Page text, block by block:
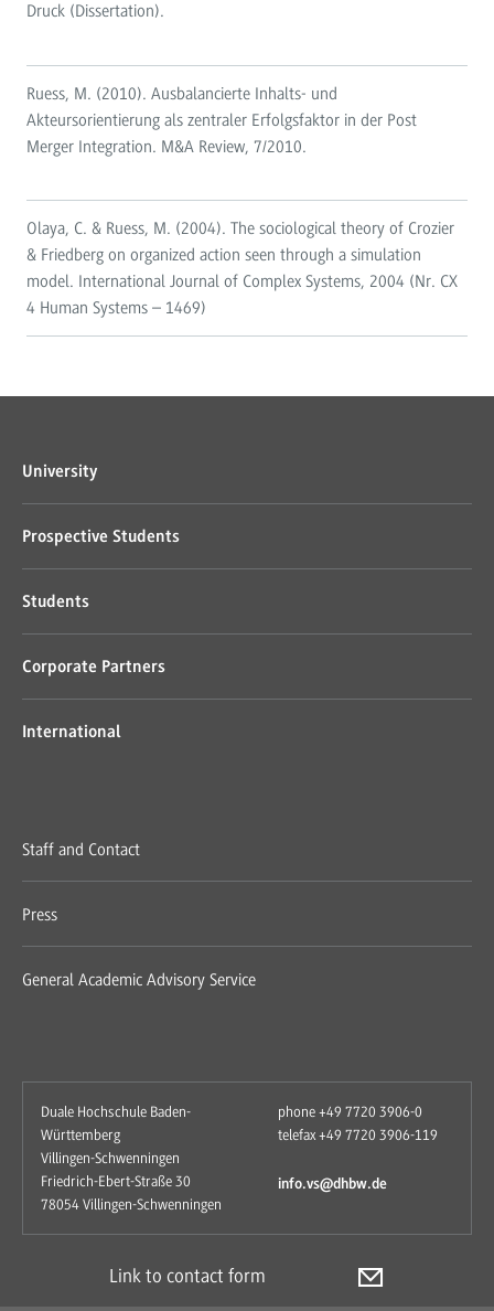
Druck (Dissertation).
Ruess, M. (2010). Ausbalancierte Inhalts- und
Akteursorientierung als zentraler Erfolgsfaktor in der Post
Merger Integration. M&A Review, 7/2010.
Olaya, C. & Ruess, M. (2004). The sociological theory of Crozier
& Friedberg on organized action seen through a simulation
model. International Journal of Complex Systems, 2004 (Nr. CX
4 Human Systems – 1469)
University
Prospective Students
Students
Corporate Partners
International
Staff and Contact
Press
General Academic Advisory Service
Duale Hochschule Baden-
Württemberg
Villingen-Schwenningen
Friedrich-Ebert-Straße 30
78054 Villingen-Schwenningen
phone +49 7720 3906-0
telefax +49 7720 3906-119
info.vs@dhbw.de
Link to contact form